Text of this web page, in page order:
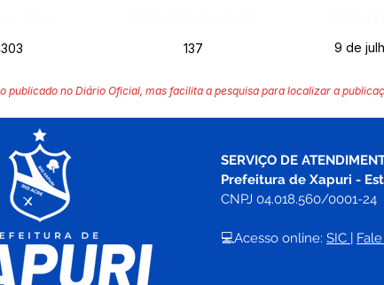
137 9 de
publicado no Diário Oficial, mas facilita a pesquisa para localizar a
SERVIÇO DE
Prefeitura de Xapuri -
CNPJ 04.018.560/0001-24
💻Acesso online: SIC |